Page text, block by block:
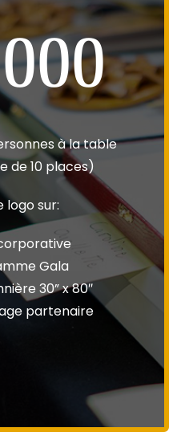
à la table
de 10 places)
logo sur:
Gala
30” x 80″
partenaire